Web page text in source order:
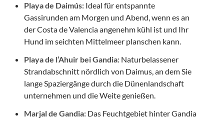
Playa de Daimús: Ideal für entspannte
Gassirunden am Morgen und Abend, wenn es an
der Costa de Valencia angenehm kühl ist und Ihr
Hund im seichten Mittelmeer planschen kann.
Playa de l’Ahuir bei Gandia: Naturbelassener
Strandabschnitt nördlich von Daimus, an dem Sie
lange Spaziergänge durch die Dünenlandschaft
unternehmen und die Weite genießen.
Marjal de Gandia: Das Feuchtgebiet hinter Gandia